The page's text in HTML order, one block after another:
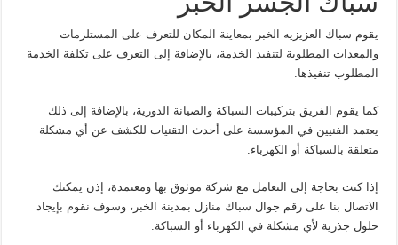
يقوم سباك العزيزيه الخبر بمعاينة المكان للتعرف على المستلزمات
والمعدات المطلوبة لتنفيذ الخدمة، بالإضافة إلى التعرف على تكلفة الخدمة
المطلوب تنفيذها.
كما يقوم الفريق بتركيبات السباكة والصيانة الدورية، بالإضافة إلى ذلك
يعتمد الفنيين في المؤسسة على أحدث التقنيات للكشف عن أي مشكلة
متعلقة بالسباكة أو الكهرباء.
إذا كنت بحاجة إلى التعامل مع شركة موثوق بها ومعتمدة، إذن يمكنك
الاتصال بنا على رقم جوال سباك منازل بمدينة الخبر، وسوف نقوم بإيجاد
حلول جذرية لأي مشكلة في الكهرباء أو السباكة.